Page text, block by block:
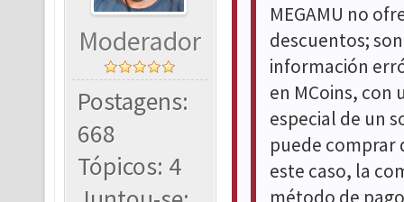
Moderador
Postagens:
668
Tópicos: 4
MEGAMU no
descuentos;
información
en MCoins, con
especial de un
puede comprar
este caso, la
método de